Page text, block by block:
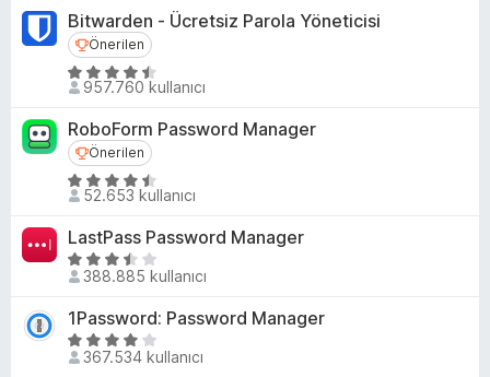
s
k
t
e
Bitwarden - Ücretsiz Parola Yöneticisi
Önerilen
Önerilen
5
ü
z
e
r
d
e
n
6
957.760 kullanıcı
RoboForm Password Manager
Önerilen
Önerilen
5
ü
z
e
r
n
d
e
52.653 kullanıcı
LastPass Password Manager
5
ü
z
e
r
388.885 kullanıcı
1Password: Password Manager
5
ü 367.534 kullanıcı